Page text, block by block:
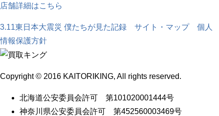
店舗詳細はこちら
3.11東日本大震災 僕たちが見た記録 サイト・マップ
個人
情報保護方針
Copyright © 2016 KAITORIKING, All rights reserved.
北海道公安委員会許可 第101020001444号
神奈川県公安委員会許可 第452560003469号